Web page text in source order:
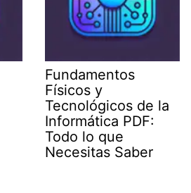
Fundamentos
Físicos y
Tecnológicos de la
Informática PDF:
Todo lo que
Necesitas Saber